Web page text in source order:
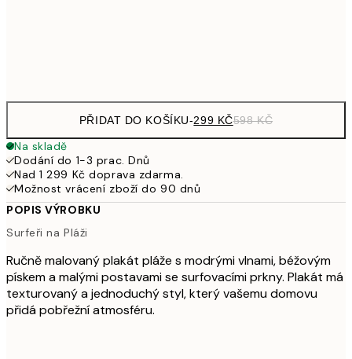
PŘIDAT DO KOŠÍKU-299 KČ598 KČ
Na skladě
Dodání do 1-3 prac. Dnů
Nad 1 299 Kč doprava zdarma.
Možnost vrácení zboží do 90 dnů
POPIS VÝROBKU
Surfeři na Pláži
Ručně malovaný plakát pláže s modrými vlnami, béžovým
pískem a malými postavami se surfovacími prkny. Plakát má
texturovaný a jednoduchý styl, který vašemu domovu
přidá pobřežní atmosféru.